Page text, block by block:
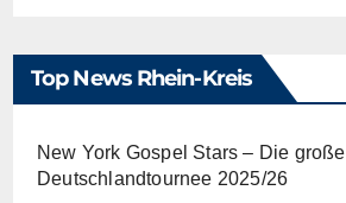
Top News Rhein-Kreis
New York Gospel Stars – Die große
Deutschlandtournee 2025/26